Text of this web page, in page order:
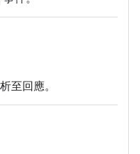
至回應。